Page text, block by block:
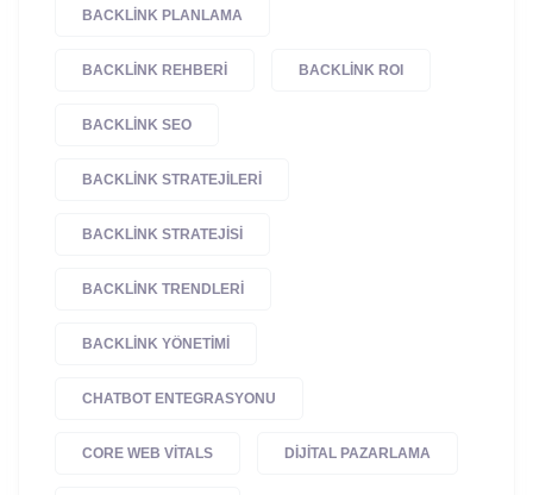
BACKLINK PLANLAMA
BACKLINK REHBERI BACKLINK ROI
BACKLINK SEO
BACKLINK STRATEJILERI
BACKLINK STRATEJISI
BACKLINK TRENDLERI
BACKLINK YÖNETIMI
CHATBOT ENTEGRASYONU
CORE WEB VITALS DIJITAL PAZARLAMA